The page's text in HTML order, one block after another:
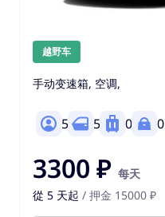
越野车
手动变速箱, 空调,
5 5 0 0
3300 ₽ 每天
從 5 天起 / 押金 15000 ₽